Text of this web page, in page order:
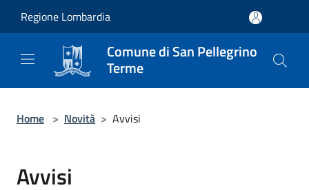
Regione Lombardia
Comune di San Pellegrino
Terme
Home > Novità > Avvisi
Avvisi